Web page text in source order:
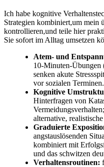
Ich habe kognitive
Strategien kombiniert,um mein
kontrollieren,und teile ​hier
Sie ⁤sofort ​im Alltag umsetzen
Atem- und
‌senken akute⁣
vor sozialen Terminen.
Kognitive
Hinterfragen von
alternative,
Graduierte
angstauslösenden
kombiniert mit
und das schwitzen‍
Verhaltensroutinen: